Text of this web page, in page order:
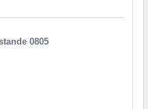
0805